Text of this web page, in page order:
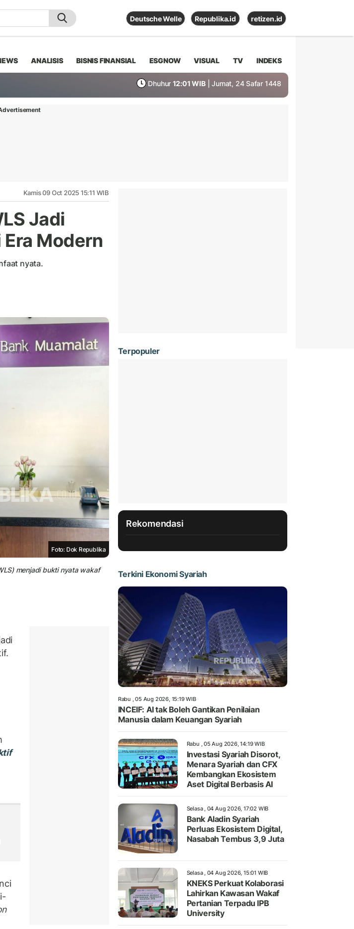
Deutsche Welle Republika.id retizen.id
ANALISIS BISNIS FINANSIAL ESGNOW VISUAL TV INDEKS
Dhuhur 12:01 WIB | Jumat, 24 Safar 1448
Kamis 09 Oct 2025 15:11 WIB
Jadi
Modern
nyata.
Foto: Dok Republika
menjadi bukti nyata wakaf
Terpopuler
Rekomendasi
Terkini Ekonomi Syariah
Rabu , 05 Aug 2026, 15:19 WIB
INCEIF: AI tak Boleh Gantikan Penilaian
Manusia dalam Keuangan Syariah
Rabu , 05 Aug 2026, 14:19 WIB
Investasi Syariah Disorot,
Menara Syariah dan CFX
Kembangkan Ekosistem
Aset Digital Berbasis AI
Selasa , 04 Aug 2026, 17:02 WIB
Bank Aladin Syariah
Perluas Ekosistem Digital,
Nasabah Tembus 3,9 Juta
Selasa , 04 Aug 2026, 15:01 WIB
KNEKS Perkuat Kolaborasi
Lahirkan Kawasan Wakaf
Pertanian Terpadu IPB
University